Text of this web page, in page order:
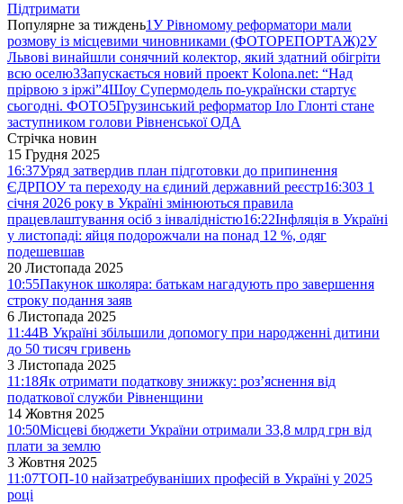
Підтримати
Популярне за тиждень1У Рівномому реформатори мали
розмову із місцевими чиновниками (ФОТОРЕПОРТАЖ)2У
Львові винайшли сонячний колектор, який здатний обігріти
всю оселю3Запускається новий проект Kolona.net: “Над
прірвою з іржі”4Шоу Супермодель по-українски стартує
сьогодні. ФОТО5Грузинський реформатор Іло Глонті стане
заступником голови Рівненської ОДА
Стрічка новин
15 Грудня 2025
16:37Уряд затвердив план підготовки до припинення
ЄДРПОУ та переходу на єдиний державний реєстр16:30З 1
січня 2026 року в Україні змінюються правила
працевлаштування осіб з інвалідністю16:22Інфляція в Україні
у листопаді: яйця подорожчали на понад 12 %, одяг
подешевшав
20 Листопада 2025
10:55Пакунок школяра: батькам нагадують про завершення
строку подання заяв
6 Листопада 2025
11:44В Україні збільшили допомогу при народженні дитини
до 50 тисяч гривень
3 Листопада 2025
11:18Як отримати податкову знижку: роз’яснення від
податкової служби Рівненщини
14 Жовтня 2025
10:50Місцеві бюджети України отримали 33,8 млрд грн від
плати за землю
3 Жовтня 2025
11:07ТОП-10 найзатребуваніших професій в Україні у 2025
році